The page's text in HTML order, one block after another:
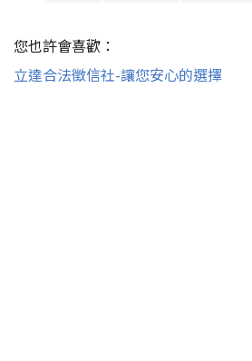
您也許會喜歡：
立達合法徵信社-讓您安心的選擇